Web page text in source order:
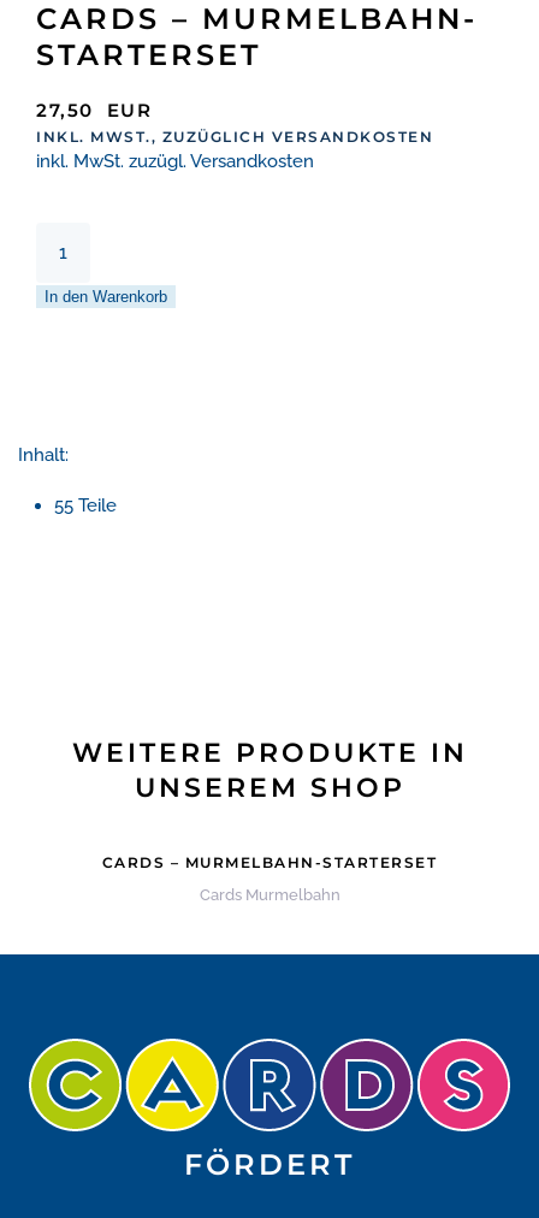
CARDS – MURMELBAHN-
STARTERSET
27,50 EUR
INKL. MWST., ZUZÜGLICH VERSANDKOSTEN
inkl. MwSt. zuzügl. Versandkosten
Murmelbahn-
Starterset
In den Warenkorb
Inhalt:
55 Teile
WEITERE PRODUKTE IN
UNSEREM SHOP
CARDS – MURMELBAHN-STARTERSET
Cards Murmelbahn
FÖRDERT